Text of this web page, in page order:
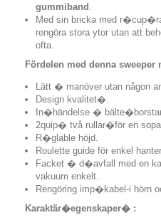
gummiband .
Med sin bricka med
rengöra stora ytor utan att
ofta.
Fördelen med denna
Lätt � manöver utan någon
Design kvalitet�.
In�händelse �
2quip� två rullar�för en
R�glable höjd.
Roulette guide för enkel
Facket � d�avfall med en
vakuum enkelt.
Rengöring imp�kabel-i hörn
Karaktär�egenskaper� :